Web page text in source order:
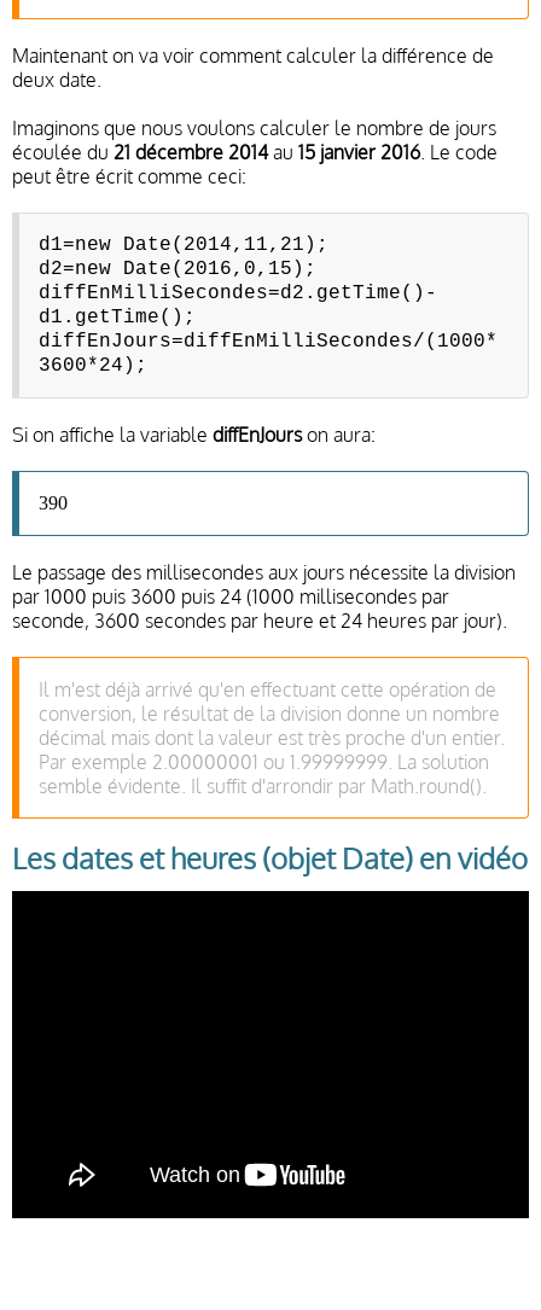
Maintenant on va voir comment calculer la différence de
deux date.
Imaginons que nous voulons calculer le nombre de jours
écoulée du 21 décembre 2014au 15 janvier 2016. Le code
peut être écrit comme ceci:
d1=new Date(2014,11,21);
d2=new Date(2016,0,15);
diffEnMilliSecondes=d2.getTime()-
d1.getTime();
diffEnJours=diffEnMilliSecondes/(1000*
3600*24);
Si on affiche la variable diffEnJourson aura:
390
Le passage des millisecondes aux jours nécessite la division
par 1000 puis 3600 puis 24 (1000 millisecondes par
seconde, 3600 secondes par heure et 24 heures par jour).
Il m'est déjà arrivé qu'en effectuant cette opération de
conversion, le résultat de la division donne un nombre
décimal mais dont la valeur est très proche d'un entier.
Par exemple 2.00000001 ou 1.99999999. La solution
semble évidente. Il suffit d'arrondir par Math.round().
Les dates et heures (objet Date) en vidéo